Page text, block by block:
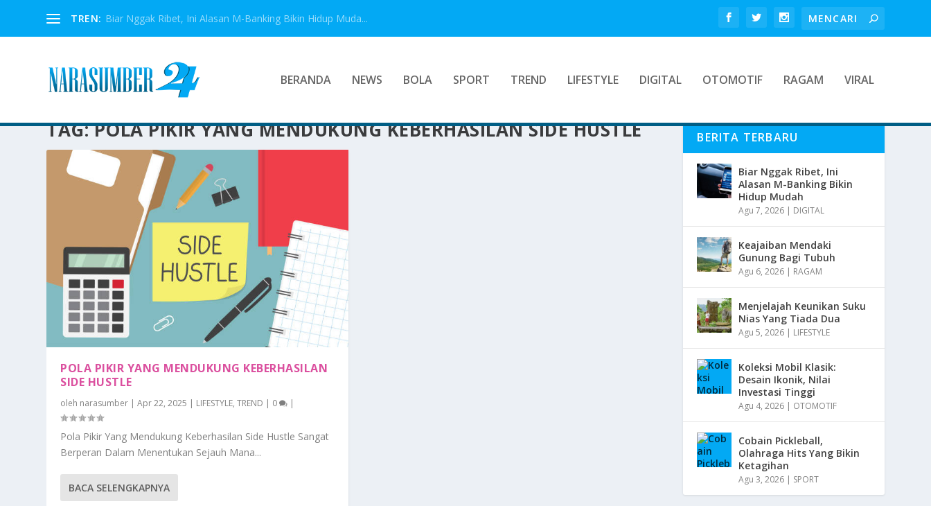
TREN: Biar Nggak Ribet, Ini Alasan M-Banking Bikin Hidup Muda...
BERANDA NEWS BOLA SPORT TREND LIFESTYLE DIGITAL OTOMOTIF RAGAM VIRAL
TAG:POLA PIKIR YANG MENDUKUNG KEBERHASILAN SIDE HUSTLE
POLA PIKIR YANG MENDUKUNG KEBERHASILAN
SIDE HUSTLE
oleh narasumber |Apr 22, 2025 | LIFESTYLE,TREND | 0 |
Pola Pikir Yang Mendukung Keberhasilan Side Hustle Sangat
Berperan Dalam Menentukan Sejauh Mana...
BACA SELENGKAPNYA
BERITA TERBARU
Biar Nggak Ribet, Ini
Alasan M-Banking Bikin
Hidup Mudah
Agu 7, 2026 | DIGITAL
Keajaiban Mendaki
Gunung Bagi Tubuh
Agu 6, 2026 | RAGAM
Menjelajah Keunikan Suku
Nias Yang Tiada Dua
Agu 5, 2026 | LIFESTYLE
Koleksi Mobil Klasik:
Desain Ikonik, Nilai
Investasi Tinggi
Agu 4, 2026 | OTOMOTIF
Cobain Pickleball,
Olahraga Hits Yang Bikin
Ketagihan
Agu 3, 2026 | SPORT